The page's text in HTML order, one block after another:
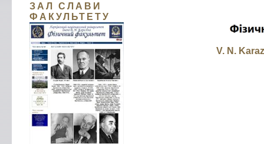
ЗАЛ СЛАВИ
ФАКУЛЬТЕТУ
V. N.